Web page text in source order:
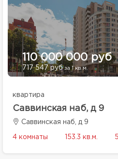
110 000 000 руб
717 547 рубза 1 кв.м.
квартира
Саввинская наб, д 9
Саввинская наб, д 9
4 комнаты 153.3 кв.м.